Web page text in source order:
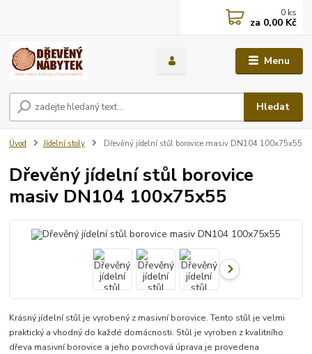
Menu
Hledat
0 ks
za 0,00 Kč
Úvod Jídelní stoly Dřevěný jídelní stůl borovice masiv DN104 100x75x55
Dřevěný jídelní stůl borovice
masiv DN104 100x75x55
Krásný jídelní stůl je vyrobený z masivní borovice. Tento stůl je velmi
praktický a vhodný do každé domácnosti. Stůl je vyroben z kvalitního
dřeva masivní borovice a jeho povrchová úprava je provedena